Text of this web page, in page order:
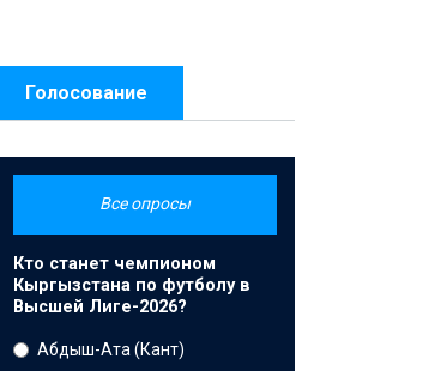
Голосование
Все опросы
Кто станет чемпионом
Кыргызстана по футболу в
Высшей Лиге-2026?
Абдыш-Ата (Кант)